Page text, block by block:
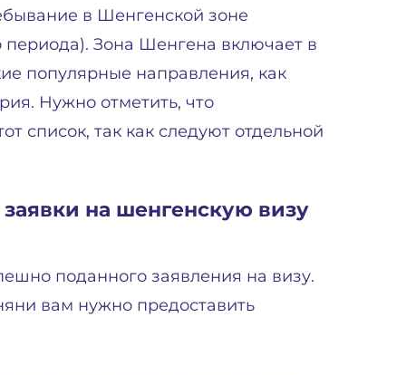
в Шенгенской зоне
Зона Шенгена включает в
популярные направления, как
Нужно отметить, что
список, так как следуют отдельной
на шенгенскую визу
поданного заявления на визу.
вам нужно предоставить